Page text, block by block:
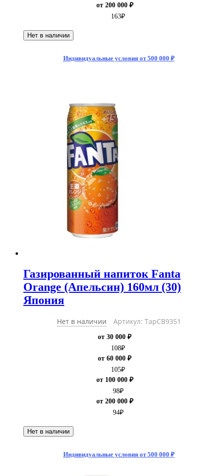
от 200 000 ₽
163₽
Нет в наличии
Индивидуальные условия от 500 000 ₽
Газированный напиток Fanta
Orange (Апельсин) 160мл (30)
Япония
Нет в наличии Артикул: ТарCB9351
от 30 000 ₽
108₽
от 60 000 ₽
105₽
от 100 000 ₽
98₽
от 200 000 ₽
94₽
Нет в наличии
Индивидуальные условия от 500 000 ₽